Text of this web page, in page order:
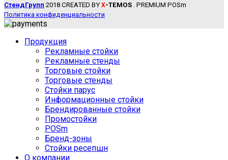
СтендГрупп 2018 CREATED BY X-TEMOS . PREMIUM POSm
Политика конфиденциальности
Продукция
Рекламные стойки
Рекламные стенды
Торговые стойки
Торговые стенды
Стойки парус
Информационные стойки
Брендированные стойки
Промостойки
POSm
Бренд-зоны
Стойки ресепшн
О компании